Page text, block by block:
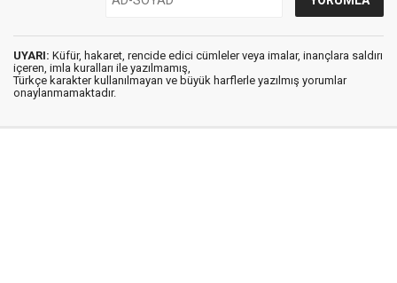
UYARI: Küfür, hakaret, rencide edici cümleler veya imalar, inançlara saldırı
içeren, imla kuralları ile yazılmamış,
Türkçe karakter kullanılmayan ve büyük harflerle yazılmış yorumlar
onaylanmamaktadır.